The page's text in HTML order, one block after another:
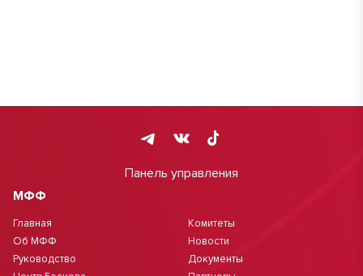
Панель управления
МФФ
Главная
Об МФФ
Руководство
Комитеты
Новости
Документы